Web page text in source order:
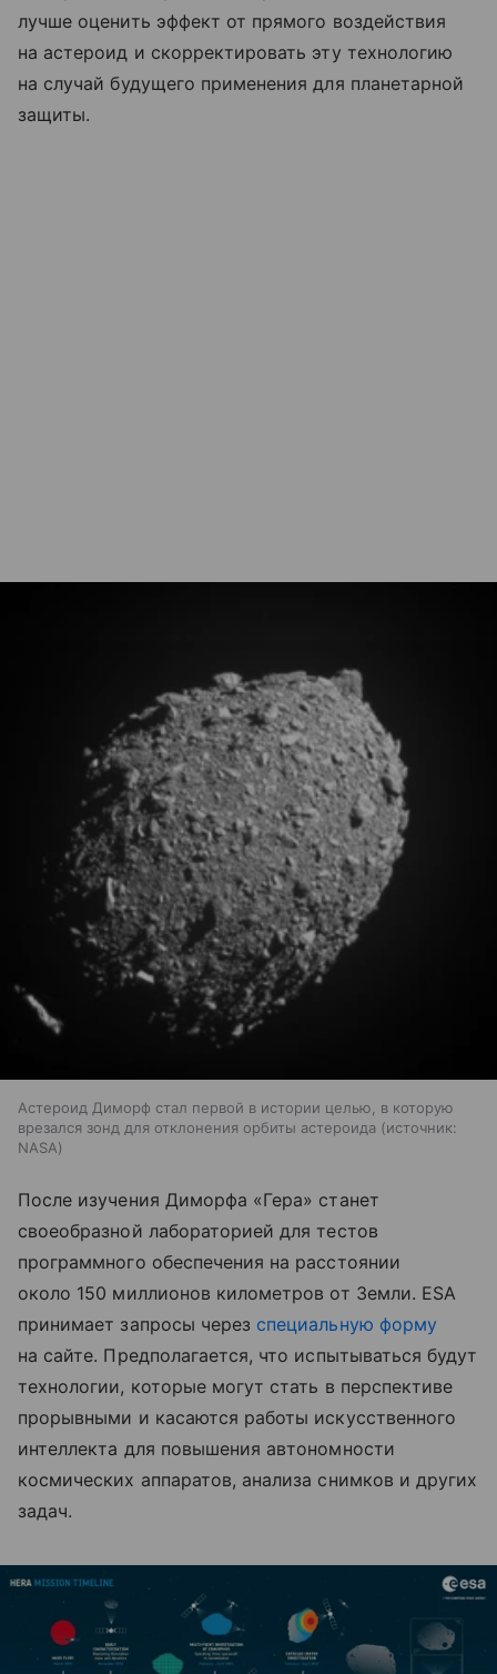
лучше оценить эффект от прямого воздействия
на астероид и скорректировать эту технологию
на случай будущего применения для планетарной
защиты.
Астероид Диморф стал первой в истории целью, в которую
врезался зонд для отклонения орбиты астероида
источник:
NASA
После изучения Диморфа «Гера» станет
своеобразной лабораторией для тестов
программного обеспечения на расстоянии
около 150 миллионов километров от Земли. ESA
принимает запросы через специальную форму
на сайте. Предполагается, что испытываться будут
технологии, которые могут стать в перспективе
прорывными и касаются работы искусственного
интеллекта для повышения автономности
космических аппаратов, анализа снимков и других
задач.